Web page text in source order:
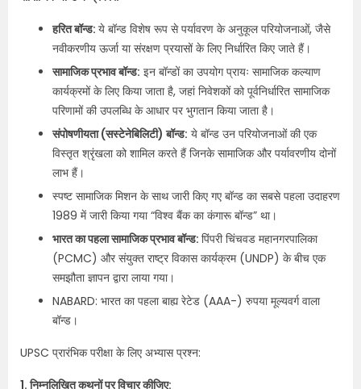
हरित बॉन्ड: ये बॉन्ड विशेष रूप से पर्यावरण के अनुकूल परियोजनाओं, जैसे
नवीकरणीय ऊर्जा या संरक्षण प्रयासों के लिए निर्धारित किए जाते हैं।
सामाजिक प्रभाव बॉन्ड: इन बॉन्डों का उपयोग प्रायः सामाजिक कल्याण
कार्यक्रमों के लिए किया जाता है, जहां निवेशकों को पूर्वनिर्धारित सामाजिक
परिणामों की उपलब्धि के आधार पर भुगतान किया जाता है।
संपोषणीयता (सस्टेनेबिलिटी) बॉन्ड: ये बॉन्ड उन परियोजनाओं की एक
विस्तृत श्रृंखला को शामिल करते हैं जिनके सामाजिक और पर्यावरणीय दोनों
लाभ हैं।
स्पष्ट सामाजिक मिशन के साथ जारी किए गए बॉन्ड का सबसे पहला उदाहरण
1989 में जारी किया गया “विश्व बैंक का कंगारू बॉन्ड” था।
भारत का पहला सामाजिक प्रभाव बॉन्ड: पिंपरी चिंचवड महानगरपालिका
(PCMC) और संयुक्त राष्ट्र विकास कार्यक्रम (UNDP) के बीच एक
समझौता ज्ञापन द्वारा लाया गया।
NABARD: भारत का पहला बाह्य रेटेड (AAA-) रुपया मूल्यवर्ग वाला
बॉन्ड।
UPSC प्रारंभिक परीक्षा के लिए अभ्यास प्रश्न:
1. निम्नलिखित कथनों पर विचार कीजिए: